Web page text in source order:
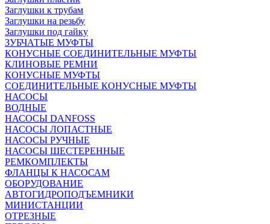
Заглушки к трубам
Заглушки на резьбу
Заглушки под гайку
ЗУБЧАТЫЕ МУФТЫ
КОНУСНЫЕ СОЕДИНИТЕЛЬНЫЕ МУФТЫ
КЛИНОВЫЕ РЕМНИ
КОНУСНЫЕ МУФТЫ
СОЕДИНИТЕЛЬНЫЕ КОНУСНЫЕ МУФТЫ
НАСОСЫ
ВОДНЫЕ
НАСОСЫ DANFOSS
НАСОСЫ ЛОПАСТНЫЕ
НАСОСЫ РУЧНЫЕ
НАСОСЫ ШЕСТЕРЕННЫЕ
РЕМКОМПЛЕКТЫ
ФЛАНЦЫ К НАСОСАМ
ОБОРУДОВАНИЕ
АВТОГИДРОПОДЪЕМНИКИ
МИНИСТАНЦИИ
ОТРЕЗНЫЕ